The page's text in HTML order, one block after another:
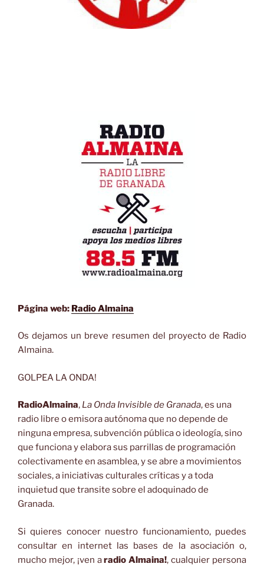
Página web: Radio Almaina
Os dejamos un breve resumen del proyecto de Radio
Almaina.
GOLPEA LA ONDA!
RadioAlmaina, La Onda Invisible de Granada, es una
radio libre o emisora autónoma que no depende de
ninguna empresa, subvención pública o ideología, sino
que funciona y elabora sus parrillas de programación
colectivamente en asamblea, y se abre a movimientos
sociales, a iniciativas culturales críticas y a toda
inquietud que transite sobre el adoquinado de
Granada.
Si quieres conocer nuestro funcionamiento, puedes
consultar en internet las bases de la asociación o,
mucho mejor, ¡ven aradio Almaina!, cualquier persona